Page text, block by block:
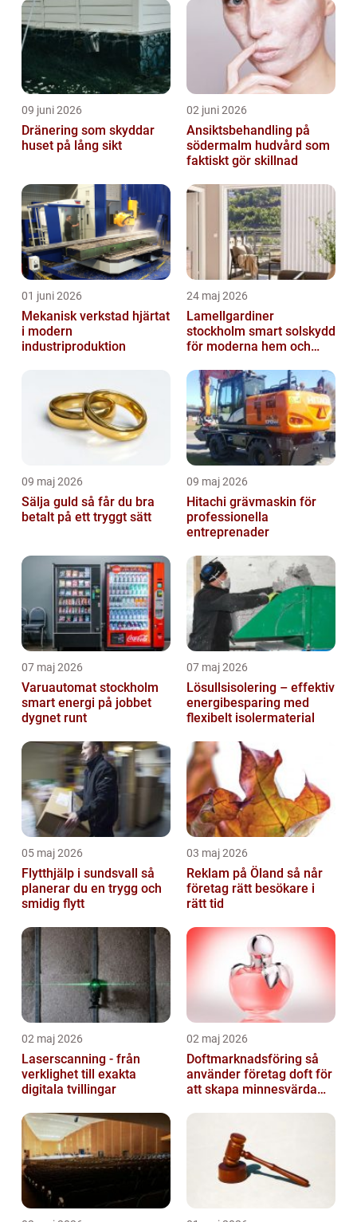
09 juni 2026
Dränering som skyddar
huset på lång sikt
02 juni 2026
Ansiktsbehandling på
södermalm hudvård som
faktiskt gör skillnad
01 juni 2026
Mekanisk verkstad hjärtat
i modern
industriproduktion
24 maj 2026
Lamellgardiner
stockholm smart solskydd
för moderna hem och
09 maj 2026
Sälja guld så får du bra
betalt på ett tryggt sätt
09 maj 2026
Hitachi grävmaskin för
professionella
entreprenader
07 maj 2026
Varuautomat stockholm
smart energi på jobbet
dygnet runt
07 maj 2026
Lösullsisolering – effektiv
energibesparing med
flexibelt isolermaterial
05 maj 2026
Flytthjälp i sundsvall så
planerar du en trygg och
smidig flytt
03 maj 2026
Reklam på Öland så når
företag rätt besökare i
rätt tid
02 maj 2026
Laserscanning - från
verklighet till exakta
digitala tvillingar
02 maj 2026
Doftmarknadsföring så
använder företag doft för
att skapa minnesvärda